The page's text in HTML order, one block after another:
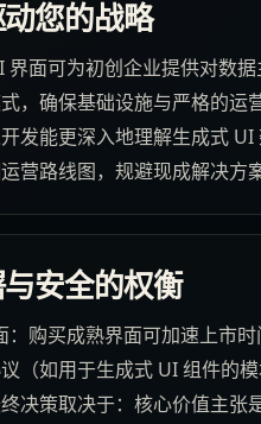
您的战略
界面可为初创企业提供对数
，确保基础设施与严格的
发能更深入地理解生成式
营路线图，规避现成解决方
安全的权衡
：购买成熟界面可加速上市
（如用于生成式 UI 组件的
决策取决于：核心价值主